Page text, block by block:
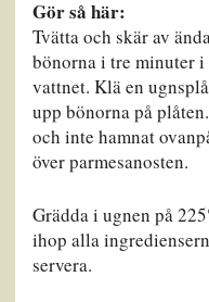
Gör så här:
Tvätta och skär av
bönorna i tre minuter i
vattnet. Klä en
upp bönorna på
och inte hamnat
över parmesanosten.
Grädda i ugnen på
ihop alla
servera.